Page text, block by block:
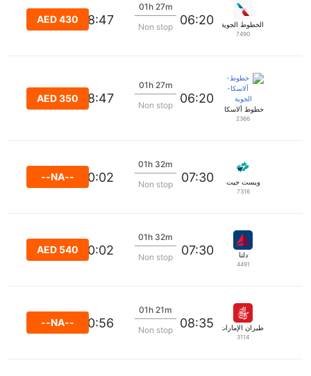
الخطوط الجوية الأمريكية
7490
06:20
01h 27m
Non stop
08:47
AED 430
خطوط ألاسكا الجوية
2366
06:20
01h 27m
Non stop
08:47
AED 350
ويست جيت
7316
07:30
01h 32m
Non stop
10:02
--NA--
دلتا
4491
07:30
01h 32m
Non stop
10:02
AED 540
طيران الإمارات
3114
08:35
01h 21m
Non stop
10:56
--NA--